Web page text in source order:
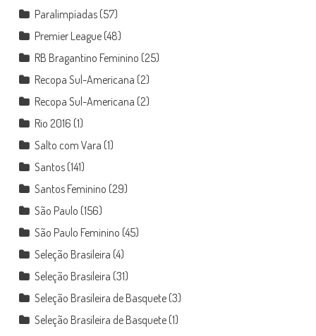
Paralimpíadas(57)
Premier League(48)
RB Bragantino Feminino (25)
Recopa Sul-Americana (2)
Recopa Sul-Americana (2)
Rio 2016 (1)
Salto com Vara (1)
Santos(141)
Santos Feminino (29)
São Paulo (156)
São Paulo Feminino (45)
Seleção Brasileira (4)
Seleção Brasileira (31)
Seleção Brasileira de Basquete(3)
Seleção Brasileira de Basquete(1)